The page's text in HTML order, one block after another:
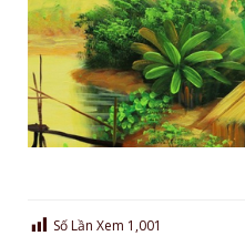
Số Lần Xem 1,001